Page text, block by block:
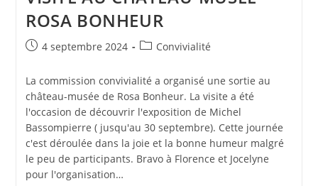
ROSA BONHEUR
Publication
4 septembre 2024
PostConvivialité
La commission convivialité a organisé une sortie au
château-musée de Rosa Bonheur. La visite a été
l'occasion de découvrir l'exposition de Michel
Bassompierre ( jusqu'au 30 septembre). Cette journée
c'est déroulée dans la joie et la bonne humeur malgré
le peu de participants. Bravo à Florence et Jocelyne
pour l'organisation…